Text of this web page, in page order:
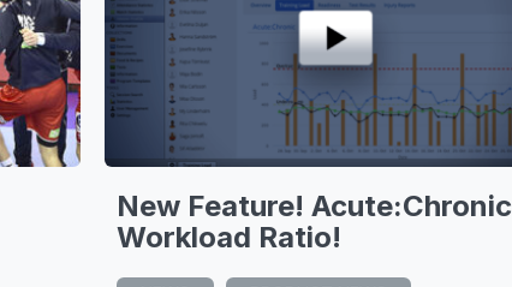
New Feature! Acute:Chronic
Workload Ratio!